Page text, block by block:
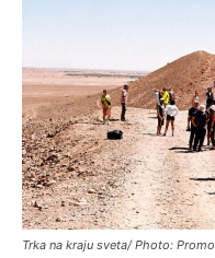
Trka na kraju sveta/ Photo: Promo